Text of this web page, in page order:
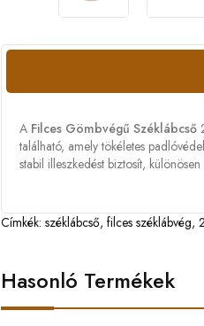
A Filces Gömbvégű Széklábcső
található, amely tökéletes
stabil illeszkedést biztosít,
Címkék: széklábcső, filces széklábvég,
Hasonló Termékek